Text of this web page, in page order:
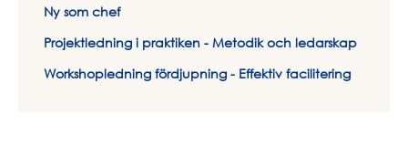
Ny som chef
Projektledning i praktiken - Metodik och ledarskap
Workshopledning fördjupning - Effektiv facilitering